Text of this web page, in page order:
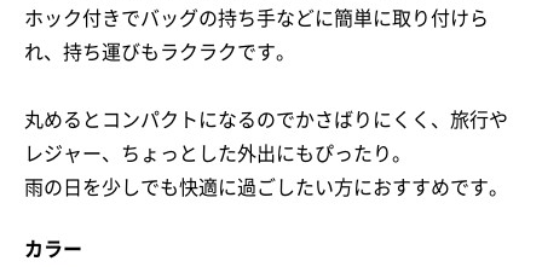
ホック付きでバッグの持ち手などに簡単に取り付けら
れ、持ち運びもラクラクです。
丸めるとコンパクトになるのでかさばりにくく、旅行や
レジャー、ちょっとした外出にもぴったり。
雨の日を少しでも快適に過ごしたい方におすすめです。
カラー